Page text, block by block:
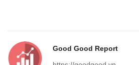
Good Good Report